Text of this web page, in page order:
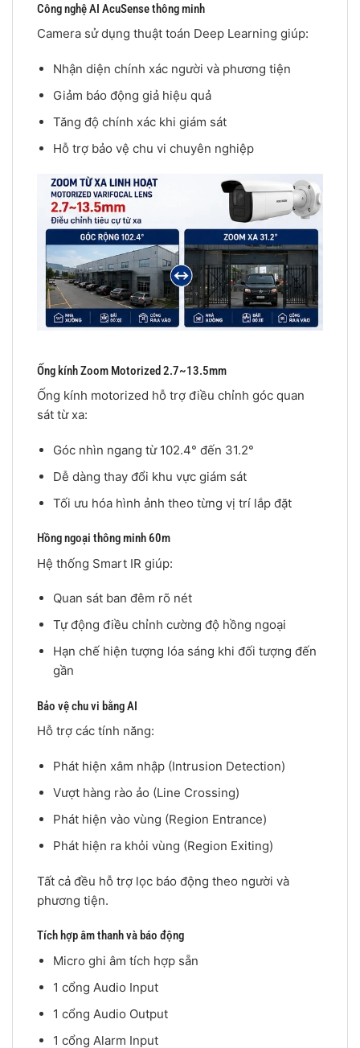
Công nghệ AI AcuSense thông minh
Camera sử dụng thuật toán Deep Learning giúp:
Nhận diện chính xác người và phương tiện
Giảm báo động giả hiệu quả
Tăng độ chính xác khi giám sát
Hỗ trợ bảo vệ chu vi chuyên nghiệp
Ống kính Zoom Motorized 2.7~13.5mm
Ống kính motorized hỗ trợ điều chỉnh góc quan
sát từ xa:
Góc nhìn ngang từ 102.4° đến 31.2°
Dễ dàng thay đổi khu vực giám sát
Tối ưu hóa hình ảnh theo từng vị trí lắp đặt
Hồng ngoại thông minh 60m
Hệ thống Smart IR giúp:
Quan sát ban đêm rõ nét
Tự động điều chỉnh cường độ hồng ngoại
Hạn chế hiện tượng lóa sáng khi đối tượng đến
gần
Bảo vệ chu vi bằng AI
Hỗ trợ các tính năng:
Phát hiện xâm nhập (Intrusion Detection)
Vượt hàng rào ảo (Line Crossing)
Phát hiện vào vùng (Region Entrance)
Phát hiện ra khỏi vùng (Region Exiting)
Tất cả đều hỗ trợ lọc báo động theo người và
phương tiện.
Tích hợp âm thanh và báo động
Micro ghi âm tích hợp sẵn
1 cổng Audio Input
1 cổng Audio Output
1 cổng Alarm Input